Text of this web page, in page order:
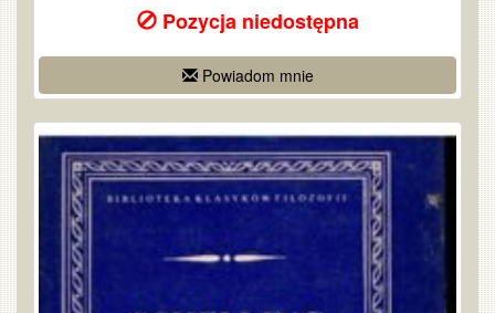
Pozycja niedostępna
Powiadom mnie